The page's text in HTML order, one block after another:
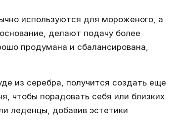
используются для мороженого, а
делают подачу более
продумана и сбалансирована,
из серебра, получится создать еще
чтобы порадовать себя или близких
леденцы, добавив эстетики